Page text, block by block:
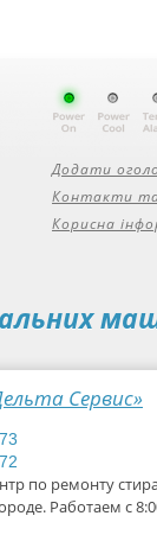
Додати
Контакти
Корисна
Сервис»
по ремонту
Работаем с